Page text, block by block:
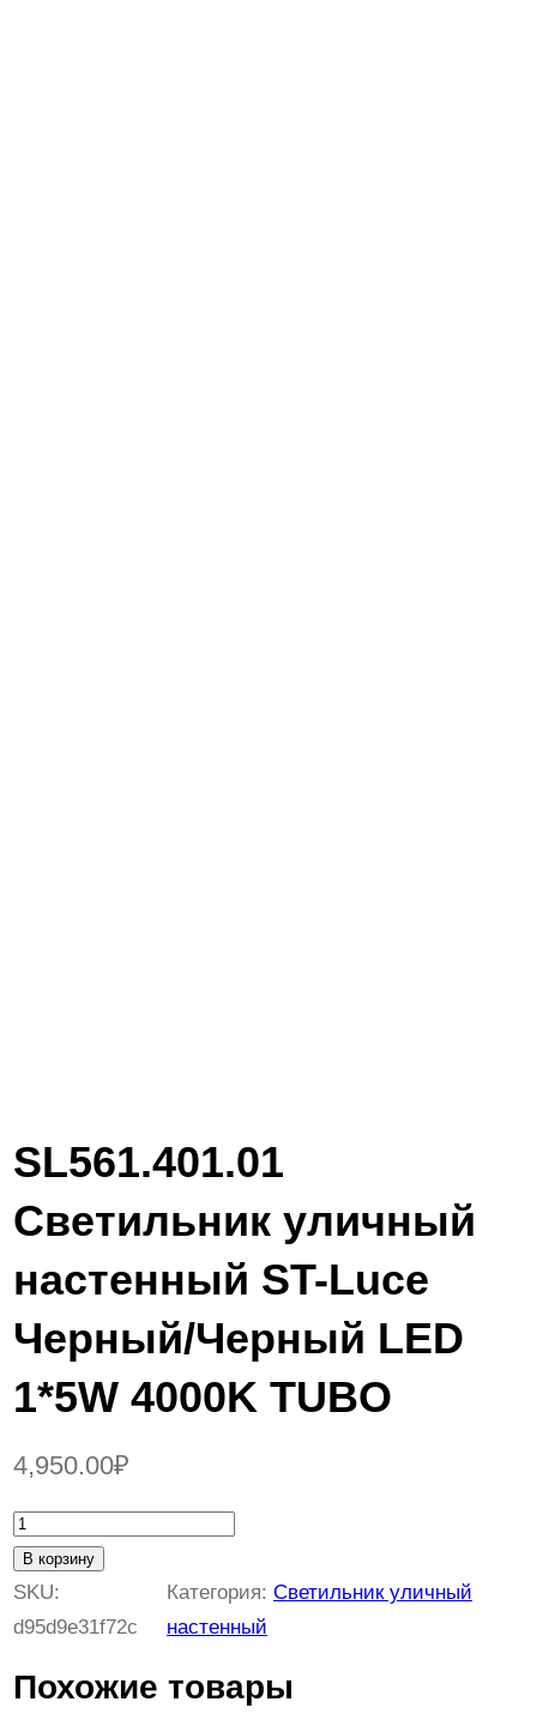
SL561.401.01
Светильник уличный
настенный ST-Luce
Черный/Черный LED
1*5W 4000K TUBO
4,950.00₽
К
о
л
и
е
В корзину
SKU:
d95d9e31f72c
Категория:Светильник уличный
настенный
Похожие товары